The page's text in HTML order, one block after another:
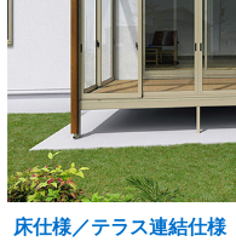
床仕様／テラス連結仕様